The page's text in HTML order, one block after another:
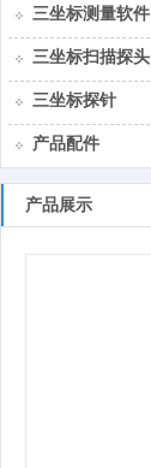
三坐标测量软件
三坐标扫描探头
三坐标探针
产品配件
产品展示